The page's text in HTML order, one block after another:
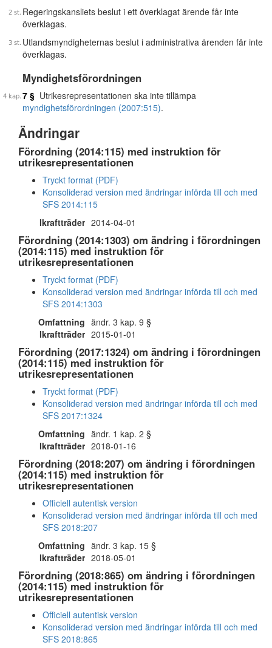
Regeringskansliets beslut i ett överklagat ärende får inte
överklagas.
Utlandsmyndigheternas beslut i administrativa ärenden får inte
överklagas.
Myndighetsförordningen
7 § Utrikesrepresentationen ska inte tillämpa
myndighetsförordningen (2007:515).
Ändringar
Förordning (2014:115) med instruktion för
utrikesrepresentationen
Tryckt format (PDF)
Konsoliderad version med ändringar införda till och med
SFS 2014:115
Ikraftträder 2014-04-01
Förordning (2014:1303) om ändring i förordningen
(2014:115) med instruktion för
utrikesrepresentationen
Tryckt format (PDF)
Konsoliderad version med ändringar införda till och med
SFS 2014:1303
Omfattning ändr. 3 kap. 9 §
Ikraftträder 2015-01-01
Förordning (2017:1324) om ändring i förordningen
(2014:115) med instruktion för
utrikesrepresentationen
Tryckt format (PDF)
Konsoliderad version med ändringar införda till och med
SFS 2017:1324
Omfattning ändr. 1 kap. 2 §
Ikraftträder 2018-01-16
Förordning (2018:207) om ändring i förordningen
(2014:115) med instruktion för
utrikesrepresentationen
Officiell autentisk version
Konsoliderad version med ändringar införda till och med
SFS 2018:207
Omfattning ändr. 3 kap. 15 §
Ikraftträder 2018-05-01
Förordning (2018:865) om ändring i förordningen
(2014:115) med instruktion för
utrikesrepresentationen
Officiell autentisk version
Konsoliderad version med ändringar införda till och med
SFS 2018:865